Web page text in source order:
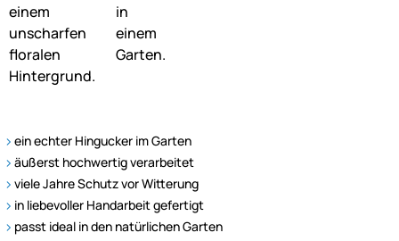
ein echter Hingucker im Garten
äußerst hochwertig verarbeitet
viele Jahre Schutz vor Witterung
in liebevoller Handarbeit gefertigt
passt ideal in den natürlichen Garten